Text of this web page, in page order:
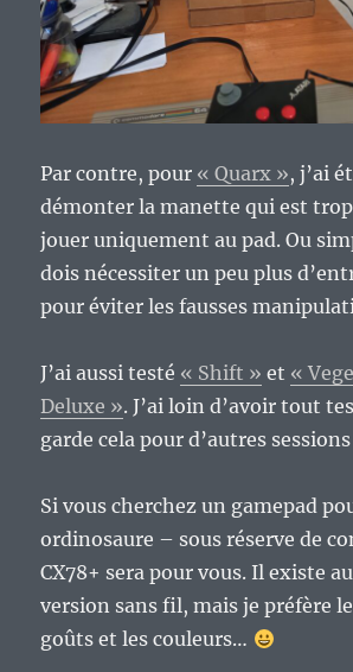
Par contre, pour « Quarx », j’ai
démonter la manette qui est
jouer uniquement au pad. Ou
dois nécessiter un peu plus
pour éviter les fausses
J’ai aussi testé « Shift » et «
Deluxe ». J’ai loin d’avoir tout
garde cela pour d’autres
Si vous cherchez un gamepad
ordinosaure – sous réserve de
CX78+ sera pour vous. Il existe
version sans fil, mais je préfère
goûts et les couleurs…